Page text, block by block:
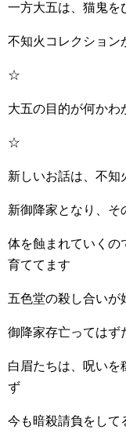
一方大五は、猫鬼を
不知火コレクション
☆
大五の目的が何かわ
☆
新しいお話は、不知
新御降家となり、そ
体を蝕まれていくの
育ててます
五色堂の殺し合いが
御降家存亡ってはず
白眉たちは、呪いを
ず
今も暗殺請負をして